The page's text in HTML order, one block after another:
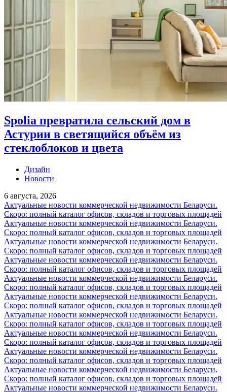
Spolia превратила сельский дом в
Астурии в светящийся объём из
стеклоблоков и цвета
Дизайн
Новости
6 августа, 2026
Актуальные новости коммерческой недвижимости Беларуси.
Скоро: полный каталог офисов, складов и торговых площадей
Актуальные новости коммерческой недвижимости Беларуси.
Скоро: полный каталог офисов, складов и торговых площадей
Актуальные новости коммерческой недвижимости Беларуси.
Скоро: полный каталог офисов, складов и торговых площадей
Актуальные новости коммерческой недвижимости Беларуси.
Скоро: полный каталог офисов, складов и торговых площадей
Актуальные новости коммерческой недвижимости Беларуси.
Скоро: полный каталог офисов, складов и торговых площадей
Актуальные новости коммерческой недвижимости Беларуси.
Скоро: полный каталог офисов, складов и торговых площадей
Актуальные новости коммерческой недвижимости Беларуси.
Скоро: полный каталог офисов, складов и торговых площадей
Актуальные новости коммерческой недвижимости Беларуси.
Скоро: полный каталог офисов, складов и торговых площадей
Актуальные новости коммерческой недвижимости Беларуси.
Скоро: полный каталог офисов, складов и торговых площадей
Актуальные новости коммерческой недвижимости Беларуси.
Скоро: полный каталог офисов, складов и торговых площадей
Актуальные новости коммерческой недвижимости Беларуси.